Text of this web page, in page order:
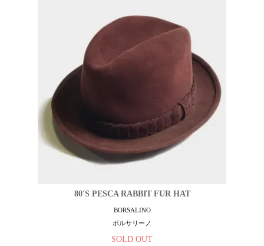
80'S PESCA RABBIT FUR HAT
BORSALINO
ボルサリーノ
SOLD OUT